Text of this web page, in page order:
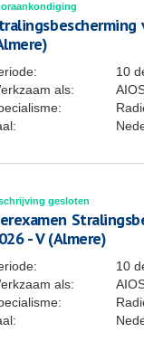
10
als:
gesloten
- V (Almere)
10
als: